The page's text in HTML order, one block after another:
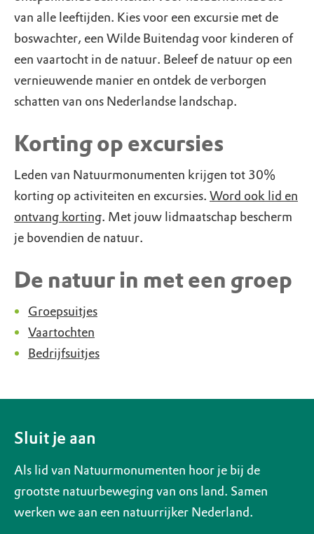
van alle leeftijden. Kies voor een excursie met de
boswachter, een Wilde Buitendag voor kinderen of
een vaartocht in de natuur. Beleef de natuur op een
vernieuwende manier en ontdek de verborgen
schatten van ons Nederlandse landschap.
Korting op excursies
Leden van Natuurmonumenten krijgen tot 30%
korting op activiteiten en excursies. Word ook lid en
ontvang korting. Met jouw lidmaatschap bescherm
je bovendien de natuur.
De natuur in met een groep
Groepsuitjes
Vaartochten
Bedrijfsuitjes
Sluit je aan
Als lid van Natuurmonumenten hoor je bij de
grootste natuurbeweging van ons land. Samen
werken we aan een natuurrijker Nederland.